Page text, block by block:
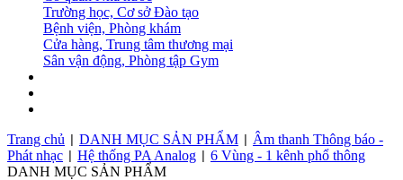
Trường học, Cơ sở Đào tạo
Bệnh viện, Phòng khám
Cửa hàng, Trung tâm thương mại
Sân vận động, Phòng tập Gym
Trang chủ
DANH MỤC SẢN PHẨM
Âm thanh Thông báo -
Phát nhạc
Hệ thống PA Analog
6 Vùng - 1 kênh phổ thông
DANH MỤC SẢN PHẨM